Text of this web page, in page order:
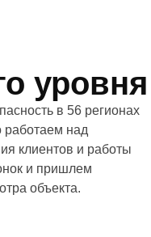
уровня
в 56 регионах
работаем над
клиентов и работы
и пришлем
объекта.